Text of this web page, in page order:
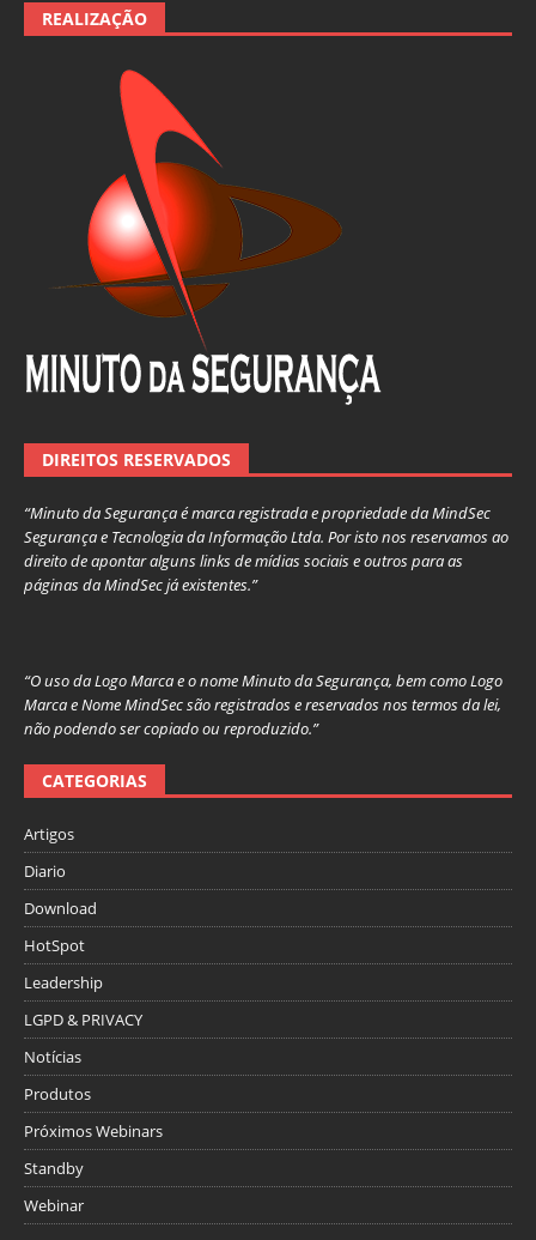
REALIZAÇÃO
DIREITOS RESERVADOS
“Minuto da Segurança é marca registrada e propriedade da MindSec
Segurança e Tecnologia da Informação Ltda. Por isto nos reservamos ao
direito de apontar alguns links de mídias sociais e outros para as
páginas da MindSec já existentes.”
“O uso da Logo Marca e o nome Minuto da Segurança, bem como Logo
Marca e Nome MindSec são registrados e reservados nos termos da lei,
não podendo ser copiado ou reproduzido.”
CATEGORIAS
Artigos
Diario
Download
HotSpot
Leadership
LGPD & PRIVACY
Notícias
Produtos
Próximos Webinars
Standby
Webinar